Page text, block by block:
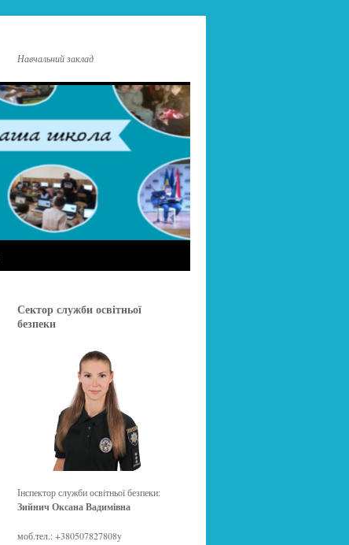
Навчальний заклад
Сектор служби освітньої
безпеки
Інспектор служби освітньої безпеки:
Зийнич Оксана Вадимівна
моб.тел.: +380507827808y